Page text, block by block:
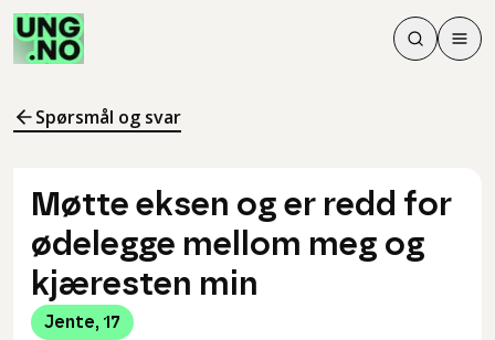
Søk
Søk
Meny
Spørsmål og svar
Møtte eksen og er redd for
ødelegge mellom meg og
kjæresten min
Jente, 17